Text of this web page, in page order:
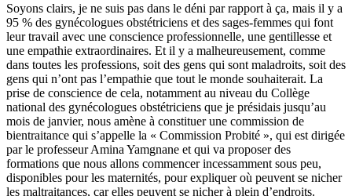
Soyons clairs, je ne suis pas dans le déni par rapport à ça, mais il y a
95 % des gynécologues obstétriciens et des sages-femmes qui font
leur travail avec une conscience professionnelle, une gentillesse et
une empathie extraordinaires. Et il y a malheureusement, comme
dans toutes les professions, soit des gens qui sont maladroits, soit des
gens qui n’ont pas l’empathie que tout le monde souhaiterait. La
prise de conscience de cela, notamment au niveau du Collège
national des gynécologues obstétriciens que je présidais jusqu’au
mois de janvier, nous amène à constituer une commission de
bientraitance qui s’appelle la « Commission Probité », qui est dirigée
par le professeur Amina Yamgnane et qui va proposer des
formations que nous allons commencer incessamment sous peu,
disponibles pour les maternités, pour expliquer où peuvent se nicher
les maltraitances, car elles peuvent se nicher à plein d’endroits.